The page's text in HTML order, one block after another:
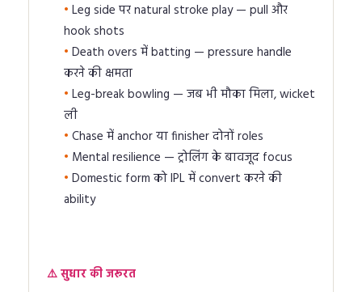
Leg side पर natural stroke play — pull और
hook shots
Death overs में batting — pressure handle
करने की क्षमता
Leg-break bowling — जब भी मौका मिला, wicket
ली
Chase में anchor या finisher दोनों roles
Mental resilience — ट्रोलिंग के बावजूद focus
Domestic form को IPL में convert करने की
ability
⚠️ सुधार की जरूरत